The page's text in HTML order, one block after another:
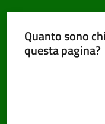
Quanto sono
questa pagina?